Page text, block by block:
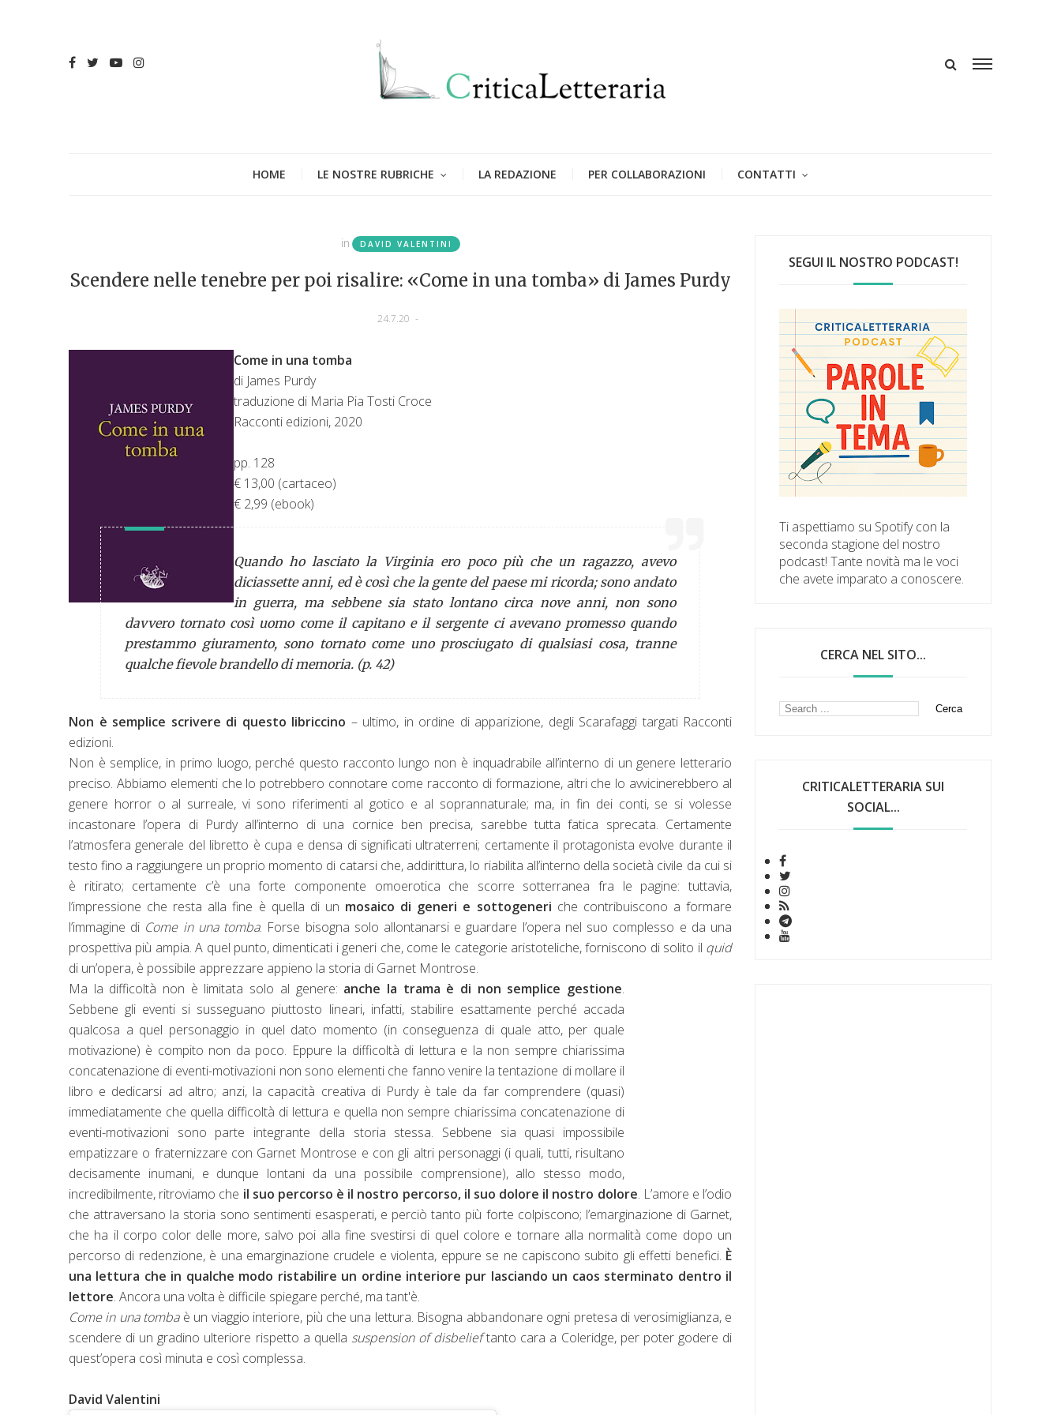
HOME LE NOSTRE RUBRICHE LA REDAZIONE PER COLLABORAZIONI CONTATTI
in DAVID VALENTINI
Scendere nelle tenebre per poi risalire: «Come in una tomba» di James Purdy
24.7.20 -
Come in una tomba
di James Purdy
traduzione di Maria Pia Tosti Croce
Racconti edizioni, 2020
pp. 128
€ 13,00 (cartaceo)
€ 2,99 (ebook)
Quando ho lasciato la Virginia ero poco più che un ragazzo, avevo
diciassette anni, ed è così che la gente del paese mi ricorda; sono andato
in guerra, ma sebbene sia stato lontano circa nove anni, non sono
davvero tornato così uomo come il capitano e il sergente ci avevano promesso quando
prestammo giuramento, sono tornato come uno prosciugato di qualsiasi cosa, tranne
qualche fievole brandello di memoria. (p. 42)
Non è semplice scrivere di questo libriccino – ultimo, in ordine di apparizione, degli Scarafaggi targati Racconti
edizioni.
Non è semplice, in primo luogo, perché questo racconto lungo non è inquadrabile all’interno di un genere letterario
preciso. Abbiamo elementi che lo potrebbero connotare come racconto di formazione, altri che lo avvicinerebbero al
genere horror o al surreale, vi sono riferimenti al gotico e al soprannaturale; ma, in fin dei conti, se si volesse
incastonare l’opera di Purdy all’interno di una cornice ben precisa, sarebbe tutta fatica sprecata. Certamente
l’atmosfera generale del libretto è cupa e densa di significati ultraterreni; certamente il protagonista evolve durante il
testo fino a raggiungere un proprio momento di catarsi che, addirittura, lo riabilita all’interno della società civile da cui si
è ritirato; certamente c’è una forte componente omoerotica che scorre sotterranea fra le pagine: tuttavia,
l’impressione che resta alla fine è quella di un mosaico di generi e sottogeneri che contribuiscono a formare
l’immagine di Come in una tomba. Forse bisogna solo allontanarsi e guardare l’opera nel suo complesso e da una
prospettiva più ampia. A quel punto, dimenticati i generi che, come le categorie aristoteliche, forniscono di solito il quid
di un’opera, è possibile apprezzare appieno la storia di Garnet Montrose.
Ma la difficoltà non è limitata solo al genere: anche la trama è di non semplice gestione.
Sebbene gli eventi si susseguano piuttosto lineari, infatti, stabilire esattamente perché accada
qualcosa a quel personaggio in quel dato momento (in conseguenza di quale atto, per quale
motivazione) è compito non da poco. Eppure la difficoltà di lettura e la non sempre chiarissima
concatenazione di eventi-motivazioni non sono elementi che fanno venire la tentazione di mollare il
libro e dedicarsi ad altro; anzi, la capacità creativa di Purdy è tale da far comprendere (quasi)
immediatamente che quella difficoltà di lettura e quella non sempre chiarissima concatenazione di
eventi-motivazioni sono parte integrante della storia stessa. Sebbene sia quasi impossibile
empatizzare o fraternizzare con Garnet Montrose e con gli altri personaggi (i quali, tutti, risultano
decisamente inumani, e dunque lontani da una possibile comprensione), allo stesso modo,
incredibilmente, ritroviamo che il suo percorso è il nostro percorso, il suo dolore il nostro dolore. L’amore e l’odio
che attraversano la storia sono sentimenti esasperati, e perciò tanto più forte colpiscono; l’emarginazione di Garnet,
che ha il corpo color delle more, salvo poi alla fine svestirsi di quel colore e tornare alla normalità come dopo un
percorso di redenzione, è una emarginazione crudele e violenta, eppure se ne capiscono subito gli effetti benefici. È
una lettura che in qualche modo ristabilire un ordine interiore pur lasciando un caos sterminato dentro il
lettore. Ancora una volta è difficile spiegare perché, ma tant'è.
Come in una tombaè un viaggio interiore, più che una lettura. Bisogna abbandonare ogni pretesa di verosimiglianza, e
scendere di un gradino ulteriore rispetto a quella suspension of disbelieftanto cara a Coleridge, per poter godere di
quest’opera così minuta e così complessa.
David Valentini
SEGUI IL NOSTRO PODCAST!
Ti aspettiamo su Spotify con la
seconda stagione del nostro
podcast! Tante novità ma le voci
che avete imparato a conoscere.
CERCA NEL SITO...
CRITICALETTERARIA SUI
SOCIAL...